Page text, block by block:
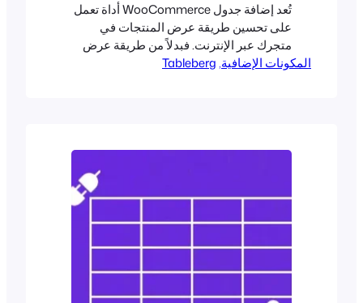
تُعد إضافة جدول WooCommerce أداة تعمل
على تحسين طريقة عرض المنتجات في
متجرك عبر الإنترنت. فبدلاً من طريقة عرض
الشبكة أو القائمة المعتادة، تنظم هذه
جدول WooCommerce على...
المكونات الإضافية,
Tableberg